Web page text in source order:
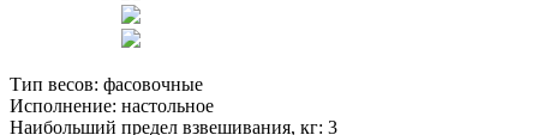
Тип весов: фасовочные
Исполнение: настольное
Наибольший предел взвешивания, кг: 3